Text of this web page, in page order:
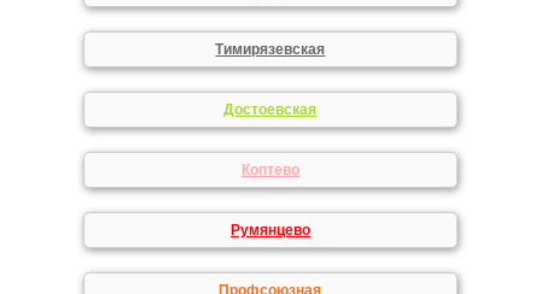
Тимирязевская
Достоевская
Коптево
Румянцево
Профсоюзная